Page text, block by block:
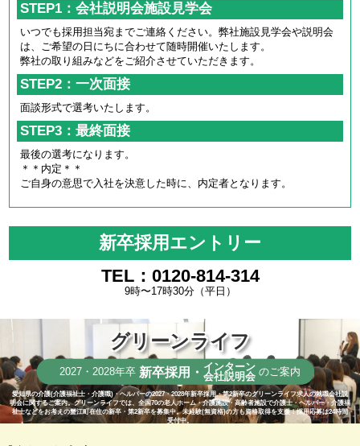
STEP1：会社説明会施設見学会
いつでも採用担当宛までご連絡ください。弊社施設見学会や説明会
は、ご希望の日にちに合わせて随時開催いたします。
弊社の取り組みなどをご紹介させていただきます。
STEP2：一次面接
面談形式で選考いたします。
STEP3：最終面接
最後の選考になります。
＊＊内定＊＊
ご自身の意思で入社を決意した時に、内定者となります。
新卒採用エントリー
TEL：0120-814-314
9時〜17時30分（平日）
グリーンライフ
2027・2028年卒 新卒採用・ インターン
会社説明会 のご案内
愛知県の介護(介護福祉士・介護職)・ヘルパーの2027・2028年新卒採用・第2新卒のグリーンライフ求人の就職会社説
明会に関するご案内。グリーンライフでは、全国70の老人ホーム・介護施設・高齢者施設で介護士・ヘルパー・介護福
祉士などをお考えの蟹江町在住の新卒・第2新卒を募集中。未経験(無資格)の方も資格取得を支援！採用応募は24時間
受付中。